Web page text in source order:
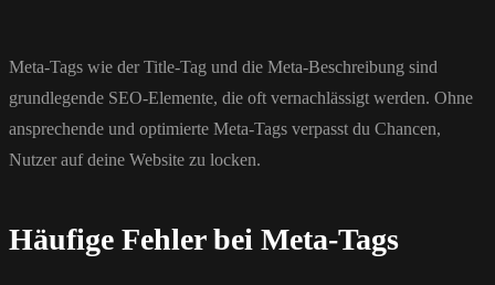
Meta-Tags wie der Title-Tag und die Meta-Beschreibung sind
grundlegende SEO-Elemente, die oft vernachlässigt werden. Ohne
ansprechende und optimierte Meta-Tags verpasst du Chancen,
Nutzer auf deine Website zu locken.
Häufige Fehler bei Meta-Tags